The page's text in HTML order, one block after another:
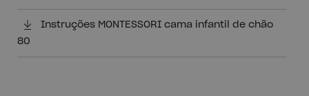
Instruções MONTESSORI cama infantil de chão
80